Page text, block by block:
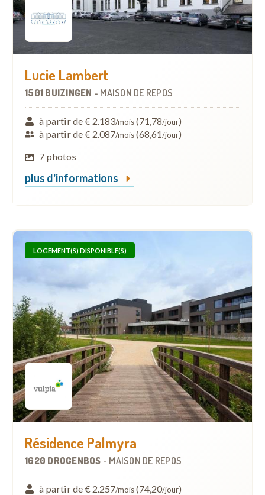
Lucie Lambert
1501 BUIZINGEN - MAISON DE REPOS
à partir de € 2.183/mois(71,78/jour)
à partir de € 2.087/mois(68,61/jour)
7 photos
plus d'informations
LOGEMENT(S) DISPONIBLE(S)
Résidence Palmyra
1620 DROGENBOS - MAISON DE REPOS
à partir de € 2.257/mois(74,20/jour)